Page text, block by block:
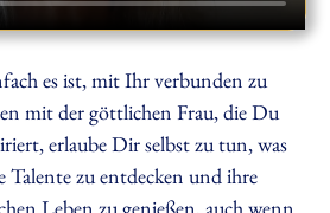
es ist, mit Ihr verbunden zu
mit der göttlichen Frau, die Du
erlaube Dir selbst zu tun, was
zu entdecken und ihre